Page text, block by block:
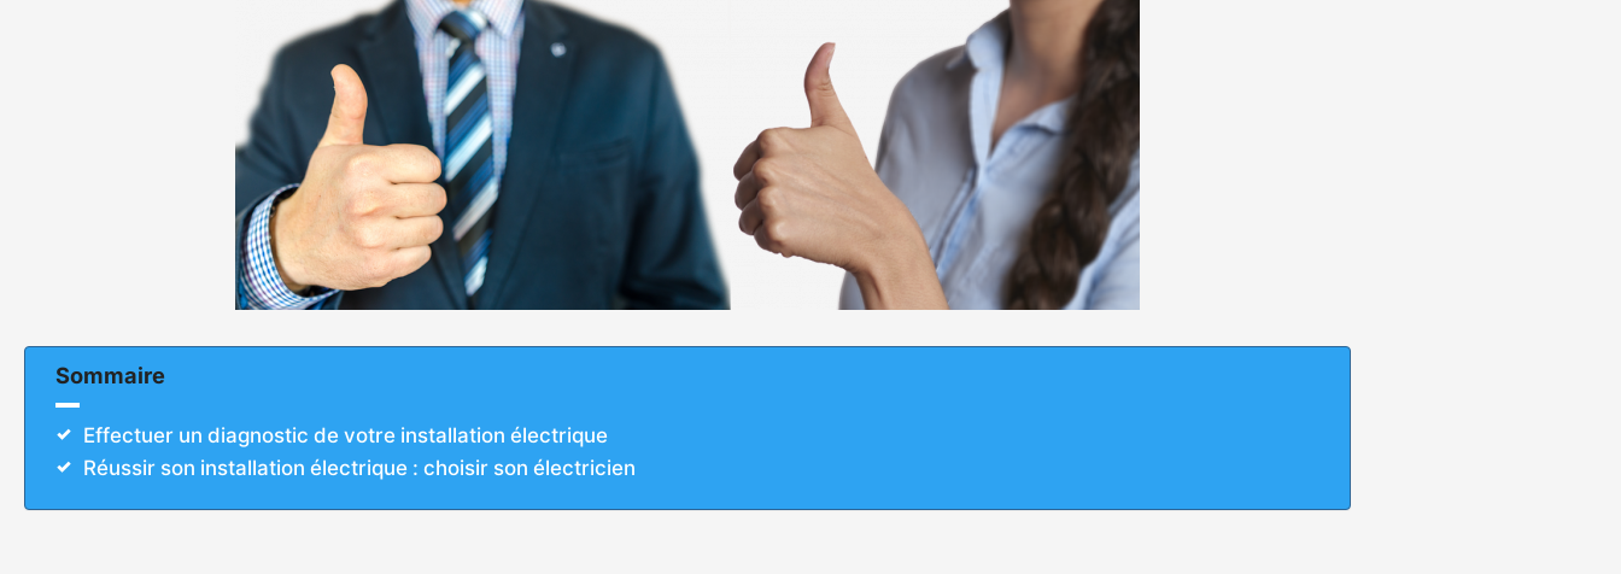
Sommaire
Effectuer un diagnostic de votre installation électrique
Réussir son installation électrique : choisir son électricien